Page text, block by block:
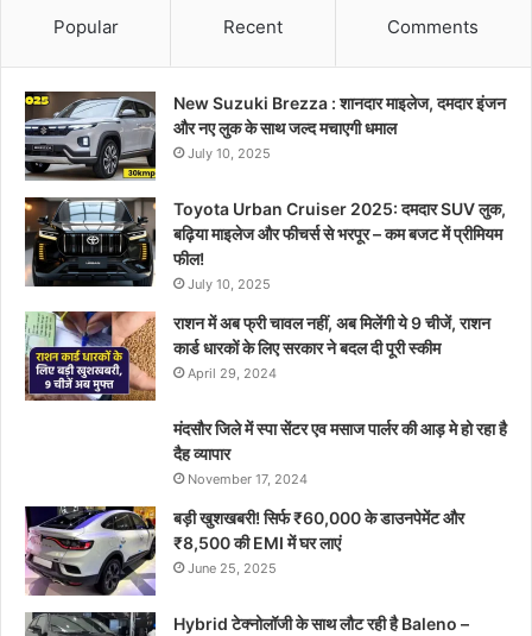
Popular Recent Comments
New Suzuki Brezza : शानदार माइलेज, दमदार इंजन
और नए लुक के साथ जल्द मचाएगी धमाल
July 10, 2025
Toyota Urban Cruiser 2025: दमदार SUV लुक,
बढ़िया माइलेज और फीचर्स से भरपूर – कम बजट में प्रीमियम
फील!
July 10, 2025
राशन में अब फ्री चावल नहीं, अब मिलेंगी ये 9 चीजें, राशन
कार्ड धारकों के लिए सरकार ने बदल दी पूरी स्कीम
April 29, 2024
मंदसौर जिले में स्पा सेंटर एव मसाज पार्लर की आड़ मे हो रहा है
दैह व्यापार
November 17, 2024
बड़ी खुशखबरी! सिर्फ ₹60,000 के डाउनपेमेंट और
₹8,500 की EMI में घर लाएं
June 25, 2025
Hybrid टेक्नोलॉजी के साथ लौट रही है Baleno –